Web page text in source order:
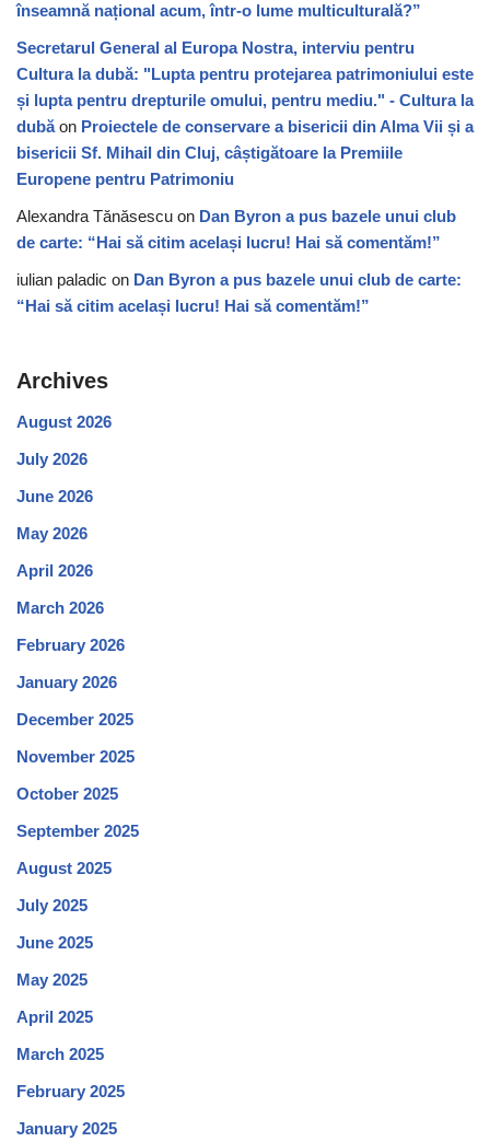
înseamnă național acum, într-o lume multiculturală?”
Secretarul General al Europa Nostra, interviu pentru
Cultura la dubă: "Lupta pentru protejarea patrimoniului este
și lupta pentru drepturile omului, pentru mediu." - Cultura la
dubăon Proiectele de conservare a bisericii din Alma Vii și a
bisericii Sf. Mihail din Cluj, câștigătoare la Premiile
Europene pentru Patrimoniu
Alexandra Tănăsescu on Dan Byron a pus bazele unui club
de carte: “Hai să citim același lucru! Hai să comentăm!”
iulian paladic on Dan Byron a pus bazele unui club de carte:
“Hai să citim același lucru! Hai să comentăm!”
Archives
August 2026
July 2026
June 2026
May 2026
April 2026
March 2026
February 2026
January 2026
December 2025
November 2025
October 2025
September 2025
August 2025
July 2025
June 2025
May 2025
April 2025
March 2025
February 2025
January 2025